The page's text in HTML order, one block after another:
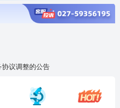
议调整的公告